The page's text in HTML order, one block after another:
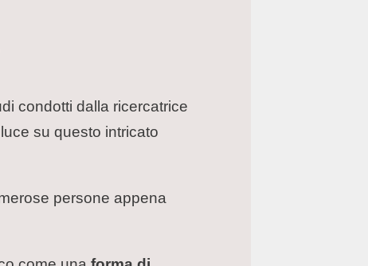
condotti dalla ricercatrice
su questo intricato
persone appena